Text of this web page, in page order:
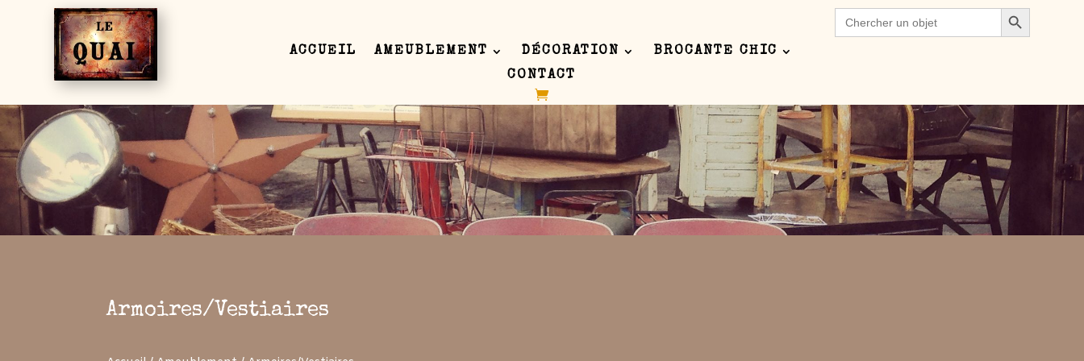
ACCUEIL AMEUBLEMENT DÉCORATION
BROCANTE CHIC
CONTACT
Search
for:
Search Button
Armoires/Vestiaires